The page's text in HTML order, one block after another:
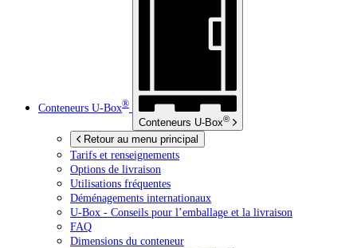
Conteneurs U-Box®
Conteneurs U-Box®
Retour au menu principal
Tarifs et renseignements
Options de livraison
Utilisations fréquentes
Déménagements internationaux
U-Box - Conseils pour l’emballage et la livraison
FAQ
Dimensions du conteneur